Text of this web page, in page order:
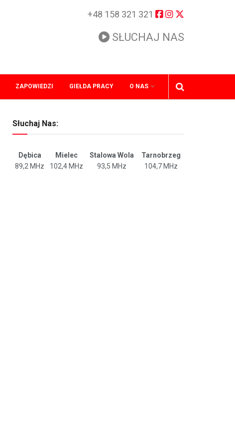
+48 158 321 321
SŁUCHAJ NAS
ZAPOWIEDZI GIEŁDA PRACY O NAS
Słuchaj Nas:
Dębica Mielec Stalowa Wola
Tarnobrzeg
89,2 MHz
102,4 MHz 93,5 MHz 104,7 MHz